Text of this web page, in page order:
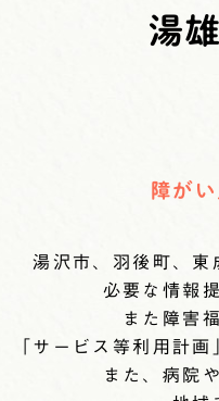
湯
障が
湯沢市、羽後町、東
必要な情報
また障害
「サービス等利用計
また、病院